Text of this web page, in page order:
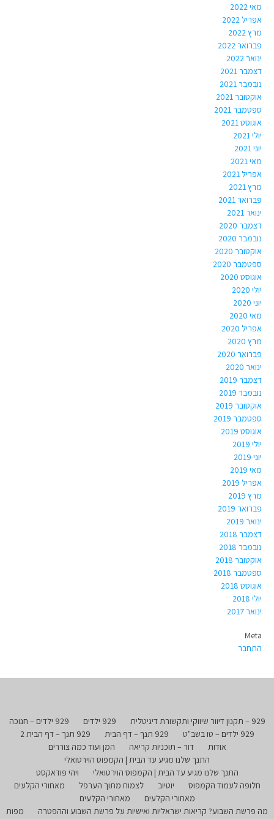
מאי 2022
אפריל 2022
מרץ 2022
פברואר 2022
ינואר 2022
דצמבר 2021
נובמבר 2021
אוקטובר 2021
ספטמבר 2021
אוגוסט 2021
יולי 2021
יוני 2021
מאי 2021
אפריל 2021
מרץ 2021
פברואר 2021
ינואר 2021
דצמבר 2020
נובמבר 2020
אוקטובר 2020
ספטמבר 2020
אוגוסט 2020
יולי 2020
יוני 2020
מאי 2020
אפריל 2020
מרץ 2020
פברואר 2020
ינואר 2020
דצמבר 2019
נובמבר 2019
אוקטובר 2019
ספטמבר 2019
אוגוסט 2019
יולי 2019
יוני 2019
מאי 2019
אפריל 2019
מרץ 2019
פברואר 2019
ינואר 2019
דצמבר 2018
נובמבר 2018
אוקטובר 2018
ספטמבר 2018
אוגוסט 2018
יולי 2018
ינואר 2017
Meta
התחבר
929 – תקנון דיוור שיווקי ותקשורת דיגיטלית 929 ילדים
929 ילדים – חנוכה
929 ילדים – טו בשב"ט
929 תנך – דף הבית
929 תנך – דף הבית 2
אודות
דור – תוכניות קריאה
המן ועוד כמה צוררים
התנך שלנו מגיע עד הבית | הקמפוס הוירטואלי
התנך שלנו מגיע עד הבית | הקמפוס הוירטואלי
ויהי פודאקסט
חלופה לעמוד הקמפוס
יוטיוב לצמוח מתוך הערפל
מאחורי הקלעים
מאחורי הקלעים
מאחורי הקלעים
מה פרשת השבוע? קריאות ישראליות ואישיות על פרשת השבוע וההפטרה
מפות